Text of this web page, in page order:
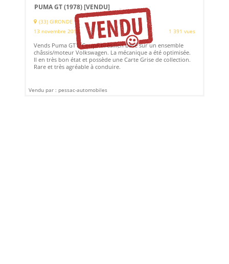
PUMA GT (1978)[VENDU]
(33) GIRONDE
13 novembre 2017
1 391 vues
Vends Puma GT1. Coupé brésilien basé sur un ensemble
châssis/moteur Volkswagen. La mécanique a été optimisée.
Il en très bon état et possède une Carte Grise de collection.
Rare et très agréable à conduire.
Vendu par : pessac-automobiles